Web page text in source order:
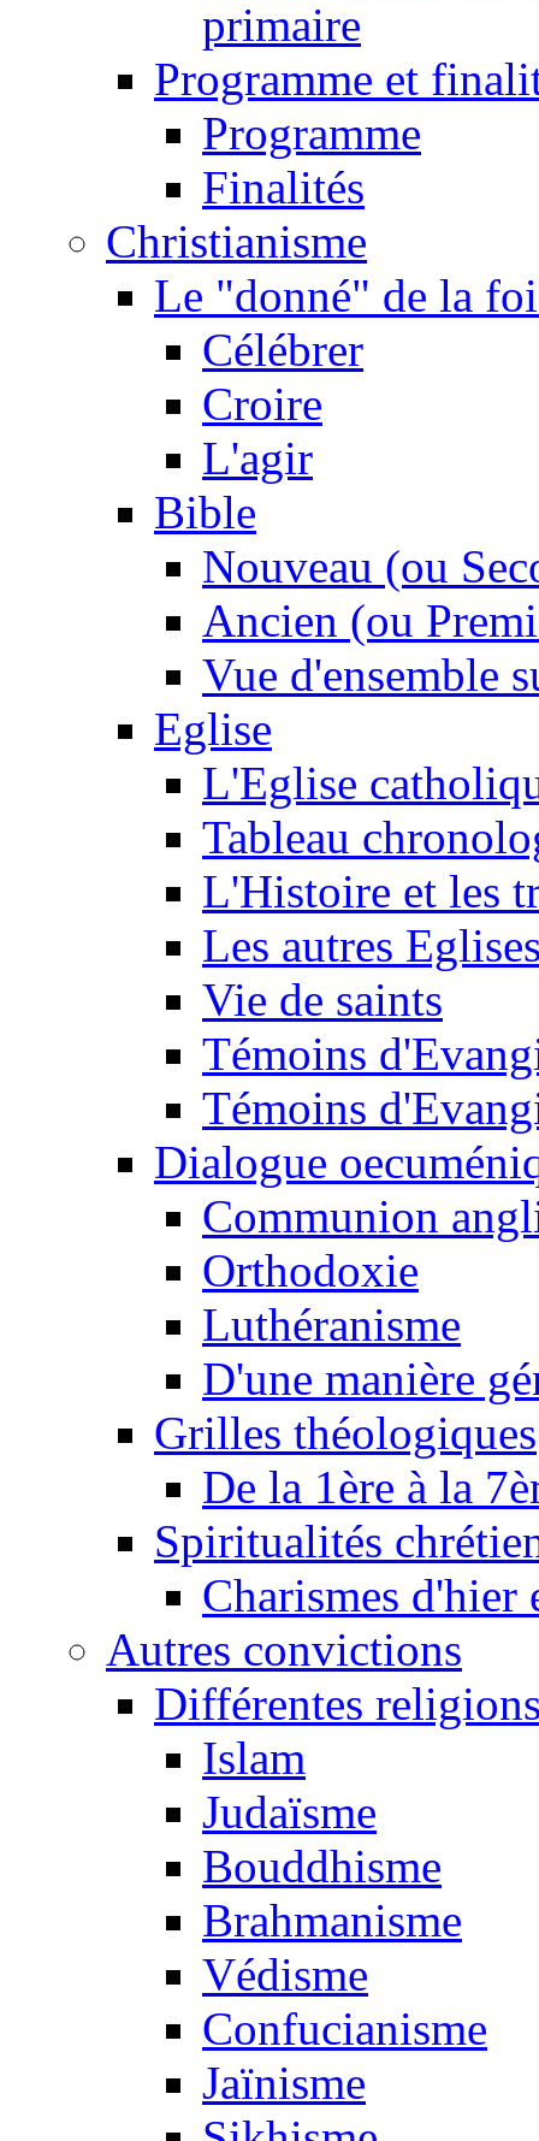
primaire
Programme et
Programme
Finalités
Christianisme
Le "donné" de la
Célébrer
Croire
L'agir
Bible
Nouveau (ou
Ancien (ou
Vue d'ensemble
Eglise
L'Eglise
Tableau
L'Histoire et les
Les autres
Vie de saints
Témoins
Témoins
Dialogue
Communion
Orthodoxie
Luthéranisme
D'une manière
Grilles théologiques
De la 1ère à la
Spiritualités
Charismes
Autres convictions
Différentes
Islam
Judaïsme
Bouddhisme
Brahmanisme
Védisme
Confucianisme
Jaïnisme